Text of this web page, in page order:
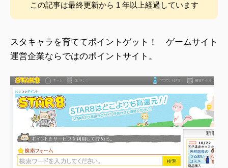
この記事は最終更新から 1 年以上経過しています
スタキャラを育ててポイントゲット！ ゲームサイト
運営企業ならではのポイントサイト。